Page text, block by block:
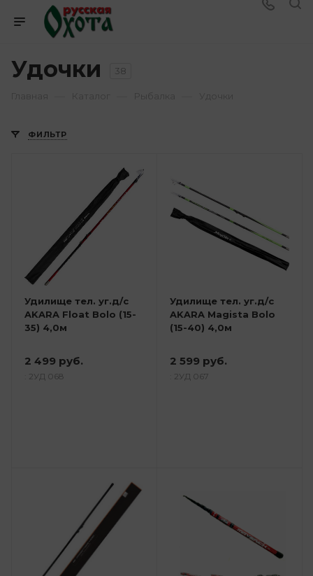
Удочки 38
ФИЛЬТР
Удилище тел. уг.д/с
AKARA Float Bolo (15-
35) 4,0м
2 499 руб.
: 2УД 068
Удилище тел. уг.д/с
AKARA Magista Bolo
(15-40) 4,0м
2 599 руб.
: 2УД 067